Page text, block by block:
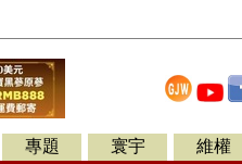
專題 寰宇 維權